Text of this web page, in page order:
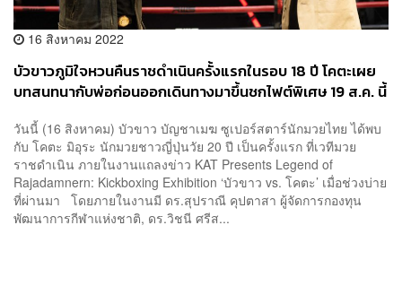
16 สิงหาคม 2022
บัวขาวภูมิใจหวนคืนราชดำเนินครั้งแรกในรอบ 18 ปี โคตะเผย
บทสนทนากับพ่อก่อนออกเดินทางมาขึ้นชกไฟต์พิเศษ 19 ส.ค. นี้
วันนี้ (16 สิงหาคม) บัวขาว บัญชาเมฆ ซูเปอร์สตาร์นักมวยไทย ได้พบ
กับ โคตะ มิอุระ นักมวยชาวญี่ปุ่นวัย 20 ปี เป็นครั้งแรก ที่เวทีมวย
ราชดำเนิน ภายในงานแถลงข่าว KAT Presents Legend of
Rajadamnern: Kickboxing Exhibition ‘บัวขาว vs. โคตะ’ เมื่อช่วงบ่าย
ที่ผ่านมา โดยภายในงานมี ดร.สุปราณี คุปตาสา ผู้จัดการกองทุน
พัฒนาการกีฬาแห่งชาติ, ดร.วิชนี ศรีส...